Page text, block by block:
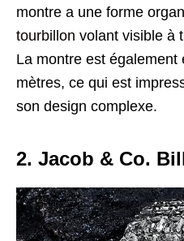
montre a une forme
tourbillon volant visible à
La montre est également
mètres, ce qui est
son design complexe.
2. Jacob & Co.